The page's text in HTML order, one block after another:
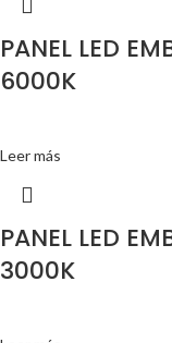
PANEL LED
6000K
Leer más
PANEL LED
3000K